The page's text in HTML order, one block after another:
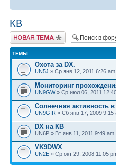
КВ
Новая тема
ТЕМЫ
Охота за DX.
UN5J » Ср янв 12, 2011 6:26 am
Мониторинг
UN9GW» Ср июл 06, 2011
Солнечная активность
UN9GIR » Сб янв 17, 2009 9:15
DX на КВ
UN6P » Вт янв 11, 2011 9:49 am
VK9DWX
UN2E » Ср окт 29, 2008 11:05